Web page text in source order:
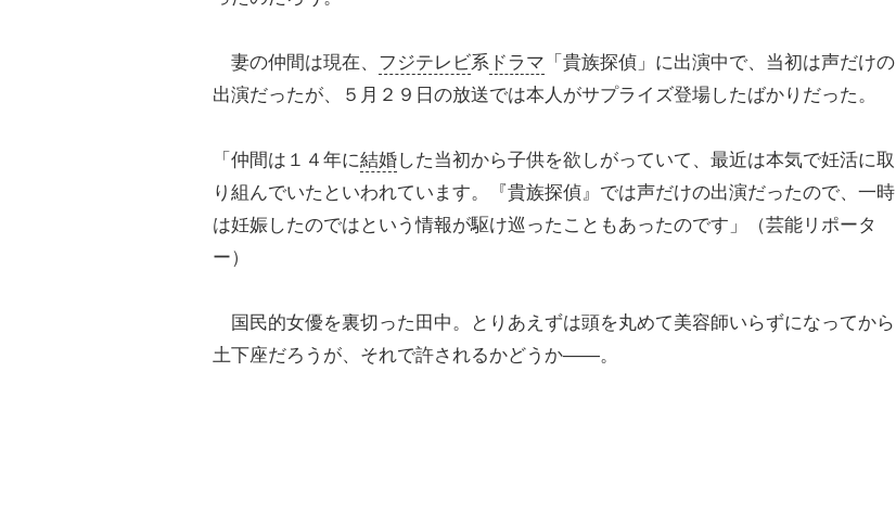
妻の仲間は現在、 フジテレビ系 ドラマ 「貴族探偵」に出演中で、当初は声だけの
出演だったが、５月２９日の放送では本人がサプライズ登場したばかりだった。
「仲間は１４年に結婚した当初から子供を欲しがっていて、最近は本気で妊活に取
り組んでいたといわれています。『貴族探偵』では声だけの出演だったので、一時
は妊娠したのではという情報が駆け巡ったこともあったのです」（芸能リポータ
ー）
国民的女優を裏切った田中。とりあえずは頭を丸めて美容師いらずになってから
土下座だろうが、それで許されるかどうか――。